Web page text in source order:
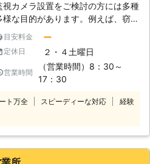
視カメラ設置をご検討の方には多種
様な目的があります。例えば、窃盗
目的の侵入などへの抑止効果と万一の
の証拠保全や、大切なお車へのいた
ら防止に監視カメラを設置したいと
う方もいらっしゃいます。また、ス
トーカーなどへの対策、家族やペット
の見守りのため、など様々です。弊社
目的用途に合わせた監視カメラの設
切丁寧にアドバイスもさせていただ
目安料金 ー
定休日 ２・４土曜日
営業時間
（営業時間）8：30～
17：30
ト万全 スピーディーな対応
経験